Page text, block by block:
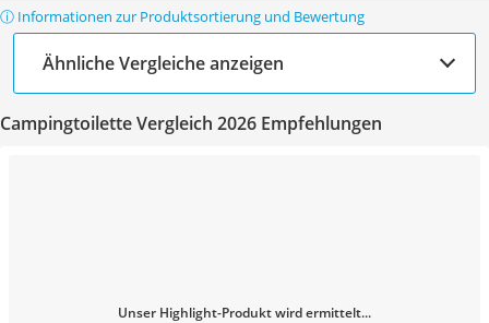
ⓘ Informationen zur Produktsortierung und Bewertung
Ähnliche Vergleiche anzeigen
Campingtoilette Vergleich 2026 Empfehlungen
Unser Highlight-Produkt wird ermittelt...